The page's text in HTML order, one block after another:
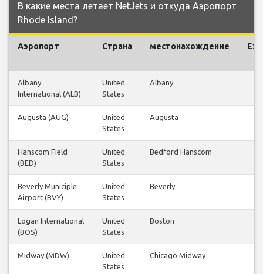
В какие места летает NetJets и откуда Аэропорт
Rhode Island?
Аэропорт Страна местонахождение
Albany
International (ALB)
United
States
Albany
Augusta (AUG)
United
States
Augusta
Hanscom Field
(BED)
United
States
Bedford Hanscom
Beverly Municiple
Airport (BVY)
United
States
Beverly
Logan International
(BOS)
United
States
Boston
Midway (MDW)
United
States
Chicago Midway